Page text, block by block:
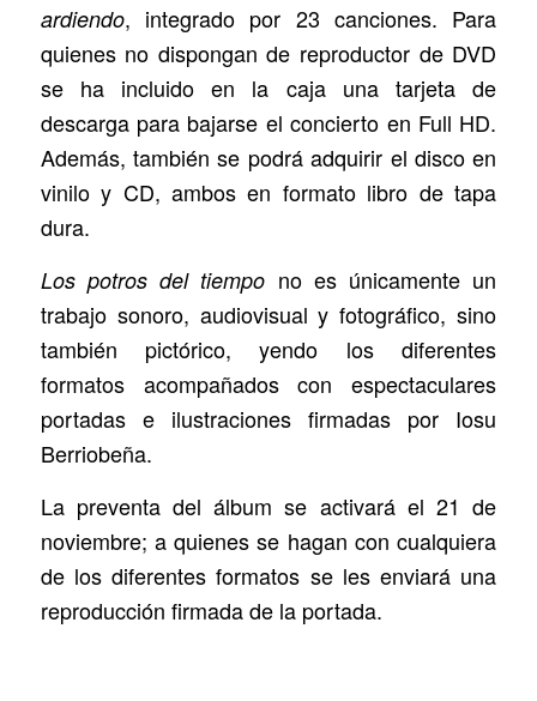
ardiendo, integrado por 23 canciones. Para
quienes no dispongan de reproductor de DVD
se ha incluido en la caja una tarjeta de
descarga para bajarse el concierto en Full HD.
Además, también se podrá adquirir el disco en
vinilo y CD, ambos en formato libro de tapa
dura.
Los potros del tiempo no es únicamente un
trabajo sonoro, audiovisual y fotográfico, sino
también pictórico, yendo los diferentes
formatos acompañados con espectaculares
portadas e ilustraciones firmadas por Iosu
Berriobeña.
La preventa del álbum se activará el 21 de
noviembre; a quienes se hagan con cualquiera
de los diferentes formatos se les enviará una
reproducción firmada de la portada.